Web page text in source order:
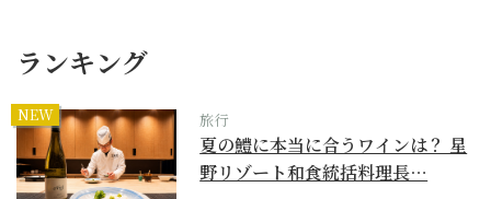
ランキング
NEW 旅行
夏の鱧に本当に合うワインは？ 星
野リゾート和食統括料理長…